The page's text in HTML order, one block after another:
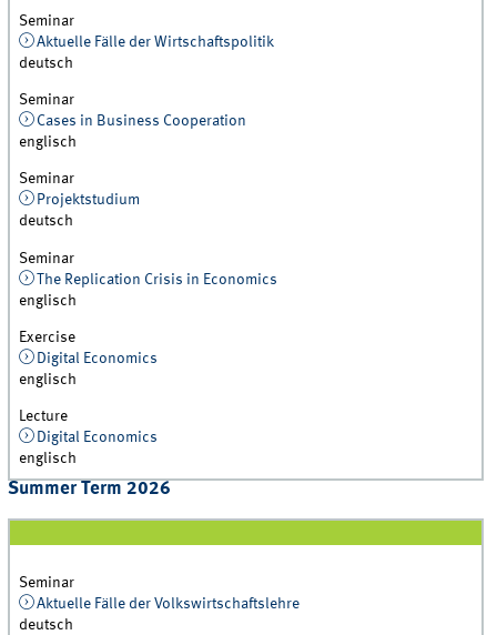
Seminar
Aktuelle Fälle der Wirtschaftspolitik
deutsch
Seminar
Cases in Business Cooperation
englisch
Seminar
Projektstudium
deutsch
Seminar
The Replication Crisis in Economics
englisch
Exercise
Digital Economics
englisch
Lecture
Digital Economics
englisch
Summer Term 2026
Seminar
Aktuelle Fälle der Volkswirtschaftslehre
deutsch